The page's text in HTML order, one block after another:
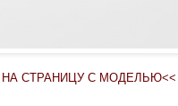
НА СТРАНИЦУ С МОДЕЛЬЮ<<